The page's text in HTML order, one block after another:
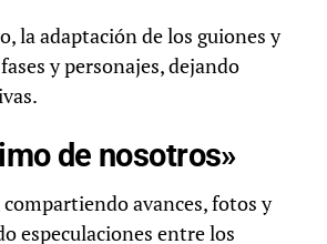
la adaptación de los guiones y
y personajes, dejando
de nosotros»
avances, fotos y
especulaciones entre los